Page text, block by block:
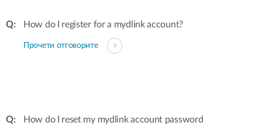
How do I register for a mydlink account?
Прочети отговорите
How do I reset my mydlink account password